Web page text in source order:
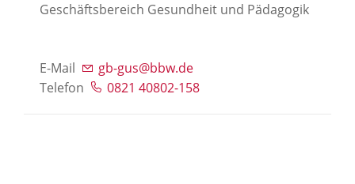
Geschäftsbereich Gesundheit und Pädagogik
E-Mail
gb-gus@bbw.de
Telefon
0821 40802-158